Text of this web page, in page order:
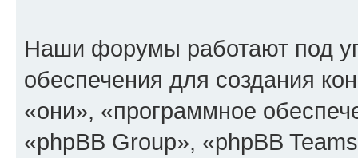
Наши форумы работают под
обеспечения для создания
«они», «программное
«phpBB Group», «phpBB